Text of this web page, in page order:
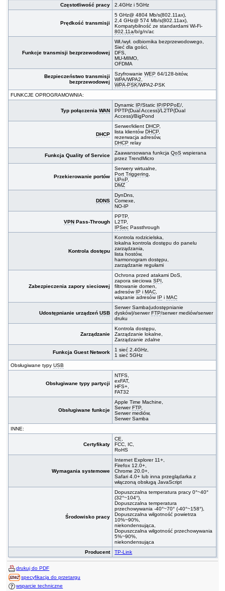
Częstotliwość pracy
2.4GHz i 5GHz
Prędkość transmisji
5 GHz@ 4804 Mb/s(802.11ax),
2,4 GHz@ 574 Mb/s(802.11ax),
Kompatybilność ze standardami Wi-Fi-
802.11a/b/g/n/ac
Funkcje transmisji bezprzewodowej
Wł./wył. odbiornika bezprzewodowego,
Sieć dla gości,
DFS,
MU-MIMO,
OFDMA
Bezpieczeństwo transmisji
bezprzewodowej
SzyfrowanieWEP 64/128-bitów,
WPA/WPA2,
WPA-PSK/WPA2-PSK
FUNKCJE OPROGRAMOWNIA:
Typ połączeniaWAN
Dynamic IP/Static IP/PPPoE/,
PPTP(Dual Access)/L2TP(Dual
Access)/BigPond
DHCP
Serwer/klientDHCP,
lista klientówDHCP,
rezerwacja adresów,
DHCP relay
Funkcja Quality of Service Zaawansowana funkcjaQoS wspierana
przez TrendMicro
Przekierowanie portów
Serwery wirtualne,
Port Triggering,
UPnP,
DMZ
DDNS
DynDns,
Comexe,
NO-IP
VPN Pass-Through
PPTP,
L2TP,
IPSec Passthrough
Kontrola dostępu
Kontrola rodzicielska,
lokalna kontrola dostępu do panelu
zarządzania,
lista hostów,
harmonogram dostępu,
zarządzanie regułami
Zabezpieczenia zapory sieciowej
Ochrona przed atakami DoS,
zapora sieciowaSPI,
filtrowanie domen,
adresów IP iMAC,
wiązanie adresów IP iMAC
Udostępnianie urządzeńUSB
Serwer Samba(udostępnianie
dysków)/serwerFTP/serwer mediów/serwer
druku
Zarządzanie
Kontrola dostępu,
Zarządzanie lokalne,
Zarządzanie zdalne
Funkcja Guest Network
1 sieć 2.4GHz,
1 sieć 5GHz
Obsługiwane typyUSB
Obsługiwane typy partycji
NTFS,
exFAT,
HFS+,
FAT32
Obsługiwane funkcje
Apple Time Machine,
SerwerFTP,
Serwer mediów,
Serwer Samba
INNE:
Certyfikaty
CE,
FCC, IC,
RoHS
Wymagania systemowe
Internet Explorer 11+,
Firefox 12.0+,
Chrome 20.0+,
Safari 4.0+ lub inna przeglądarka z
włączoną obsługą JavaScript
Środowisko pracy
Dopuszczalna temperatura pracy 0°~40°
(32°~104°),
Dopuszczalna temperatura
przechowywania -40°~70° (-40°~158°),
Dopuszczalna wilgotność powietrza
10%~90%,
niekondensująca,
Dopuszczalna wilgotność przechowywania
5%~90%,
niekondensująca
Producent
TP-Link
drukuj do PDF
specyfikacja do przetargu
wsparcie techniczne